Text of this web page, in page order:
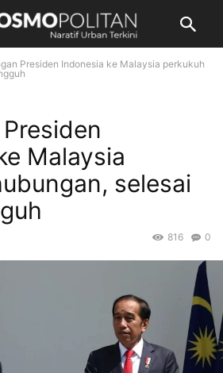
Presiden Indonesia ke Malaysia perkukuh
Malaysia
selesai
0
816